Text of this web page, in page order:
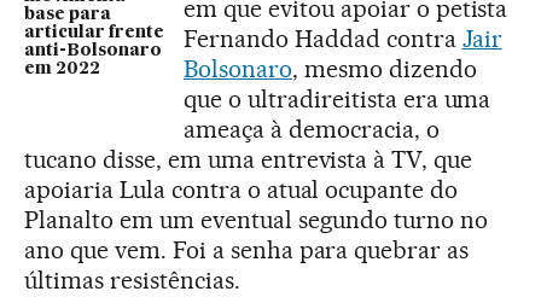
base para
articular frente
anti-Bolsonaro
em 2022
em que evitou apoiar o petista
Fernando Haddad contra Jair
Bolsonaro, mesmo dizendo
que o ultradireitista era uma
ameaça à democracia, o
tucano disse, em uma entrevista à TV, que
apoiaria Lula contra o atual ocupante do
Planalto em um eventual segundo turno no
ano que vem. Foi a senha para quebrar as
últimas resistências.